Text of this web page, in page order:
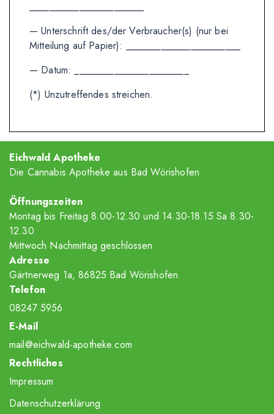
— Unterschrift des/der Verbraucher(s) (nur bei
Mitteilung auf Papier): _______________________
— Datum: _______________________
(*) Unzutreffendes streichen.
Eichwald Apotheke
Die Cannabis Apotheke aus Bad Wörishofen
Öffnungszeiten
Montag bis Freitag 8.00-12.30 und 14.30-18.15 Sa 8.30-
12.30
Mittwoch Nachmittag geschlossen
Adresse
Gärtnerweg 1a, 86825 Bad Wörishofen
Telefon
08247 5956
E-Mail
mail@eichwald-apotheke.com
Rechtliches
Impressum
Datenschutzerklärung